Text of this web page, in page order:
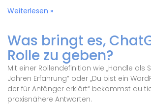
Weiterlesen »
Was bringt es,
Rolle zu geben?
Mit einer Rollendefinition wie „Handle als
Jahren Erfahrung“ oder „Du bist ein
der für Anfänger erklärt“ bekommst du
praxisnähere Antworten.